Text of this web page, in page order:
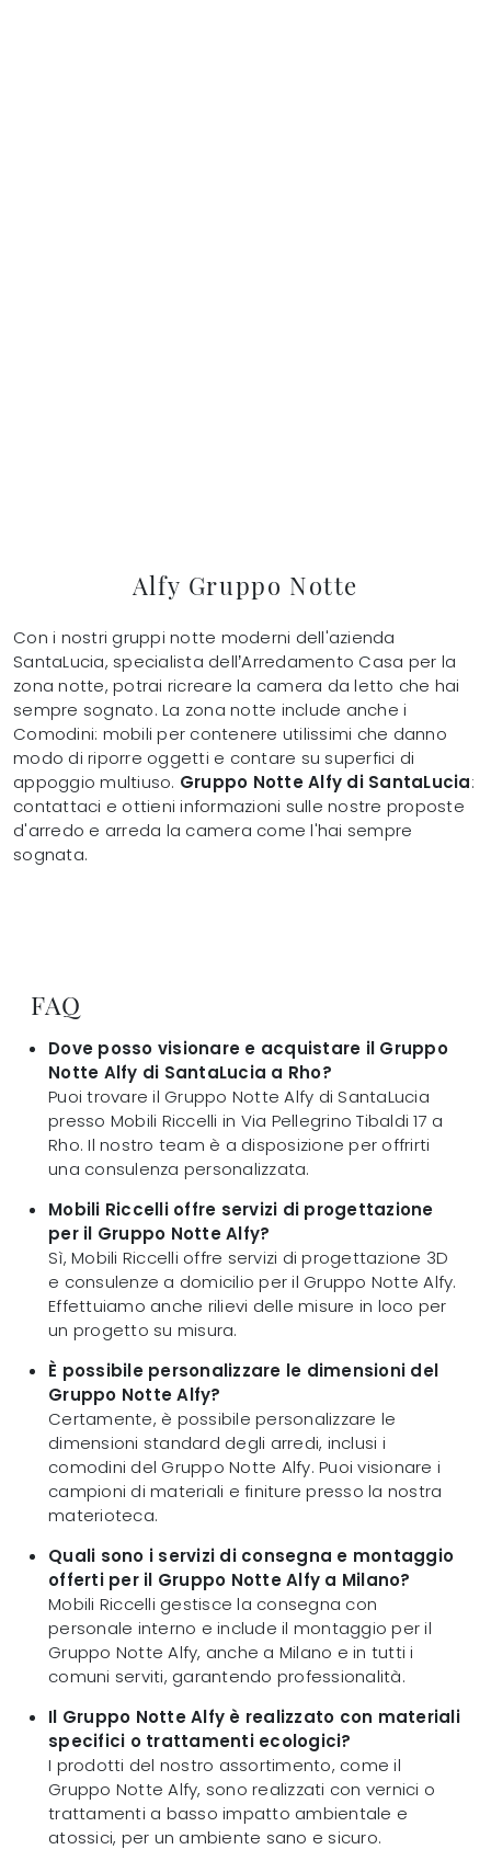
Alfy Gruppo Notte
Con i nostri gruppi notte moderni dell'azienda
SantaLucia, specialista dell’Arredamento Casa per la
zona notte, potrai ricreare la camera da letto che hai
sempre sognato. La zona notte include anche i
Comodini: mobili per contenere utilissimi che danno
modo di riporre oggetti e contare su superfici di
appoggio multiuso. Gruppo Notte Alfy di SantaLucia:
contattaci e ottieni informazioni sulle nostre proposte
d'arredo e arreda la camera come l'hai sempre
sognata.
FAQ
Dove posso visionare e acquistare il Gruppo
Notte Alfy di SantaLucia a Rho?
Puoi trovare il Gruppo Notte Alfy di SantaLucia
presso Mobili Riccelli in Via Pellegrino Tibaldi 17 a
Rho. Il nostro team è a disposizione per offrirti
una consulenza personalizzata.
Mobili Riccelli offre servizi di progettazione
per il Gruppo Notte Alfy?
Sì, Mobili Riccelli offre servizi di progettazione 3D
e consulenze a domicilio per il Gruppo Notte Alfy.
Effettuiamo anche rilievi delle misure in loco per
un progetto su misura.
È possibile personalizzare le dimensioni del
Gruppo Notte Alfy?
Certamente, è possibile personalizzare le
dimensioni standard degli arredi, inclusi i
comodini del Gruppo Notte Alfy. Puoi visionare i
campioni di materiali e finiture presso la nostra
materioteca.
Quali sono i servizi di consegna e montaggio
offerti per il Gruppo Notte Alfy a Milano?
Mobili Riccelli gestisce la consegna con
personale interno e include il montaggio per il
Gruppo Notte Alfy, anche a Milano e in tutti i
comuni serviti, garantendo professionalità.
Il Gruppo Notte Alfy è realizzato con materiali
specifici o trattamenti ecologici?
I prodotti del nostro assortimento, come il
Gruppo Notte Alfy, sono realizzati con vernici o
trattamenti a basso impatto ambientale e
atossici, per un ambiente sano e sicuro.